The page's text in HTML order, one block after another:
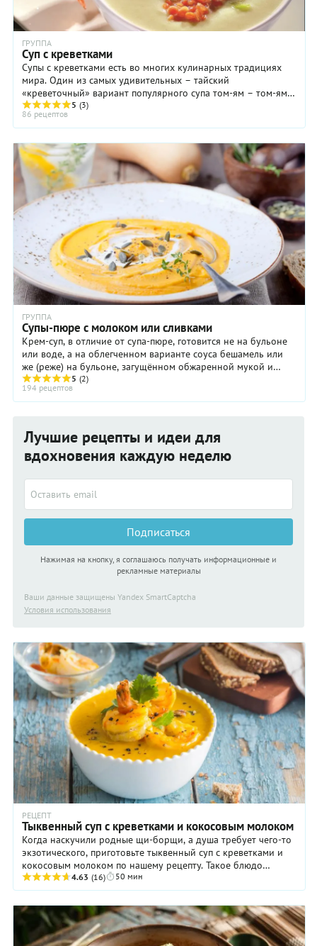
ГРУППА
Суп с креветками
Супы с креветками есть во многих кулинарных традициях
мира. Один из самых удивительных – тайский
«креветочный» вариант популярного супа том-ям – том-ям-
кунг: креветки, грибы и экзотические тайские ...
5 (3)
86 рецептов
ГРУППА
Супы-пюре с молоком или сливками
Крем-суп, в отличие от супа-пюре, готовится не на бульоне
или воде, а на облегченном варианте соуса бешамель или
же (реже) на бульоне, загущённом обжаренной мукой и
доведённой до кипения смесью яичных ...
5 (2)
194 рецептов
Лучшие рецепты и идеи для
вдохновения каждую неделю
Подписаться
Нажимая на кнопку, я соглашаюсь получать информационные и
рекламные материалы
Ваши данные защищены Yandex SmartCaptcha
Условия использования
РЕЦЕПТ
Тыквенный суп с креветками и кокосовым молоком
Когда наскучили родные щи-борщи, а душа требует чего-то
экзотического, приготовьте тыквенный суп с креветками и
кокосовым молоком по нашему рецепту. Такое блюдо
особенно понравится всем любителям ...
4.63 (16) 50 мин